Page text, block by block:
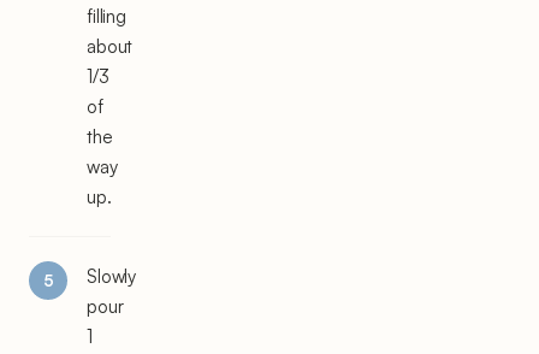
filling
about
1/3
of
the
way
up.
Slowly
pour
1